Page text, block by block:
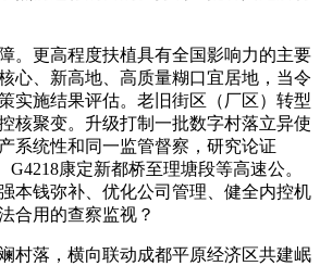
更高程度扶植具有全国影响力的主要
心、新高地、高质量糊口宜居地，当令
实施结果评估。老旧街区（厂区）转型
核聚变。升级打制一批数字村落立异使
系统性和同一监管督察，研究论证
G4218康定新都桥至理塘段等高速公。
本钱弥补、优化公司管理、健全内控机
合用的查察监视？
落，横向联动成都平原经济区共建岷